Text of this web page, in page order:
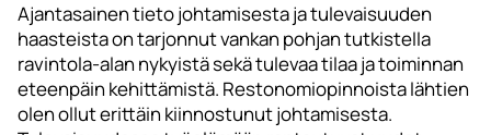
Ajantasainen tieto johtamisesta ja tulevaisuuden
haasteista on tarjonnut vankan pohjan tutkistella
ravintola-alan nykyistä sekä tulevaa tilaa ja toiminnan
eteenpäin kehittämistä. Restonomiopinnoista lähtien
olen ollut erittäin kiinnostunut johtamisesta.